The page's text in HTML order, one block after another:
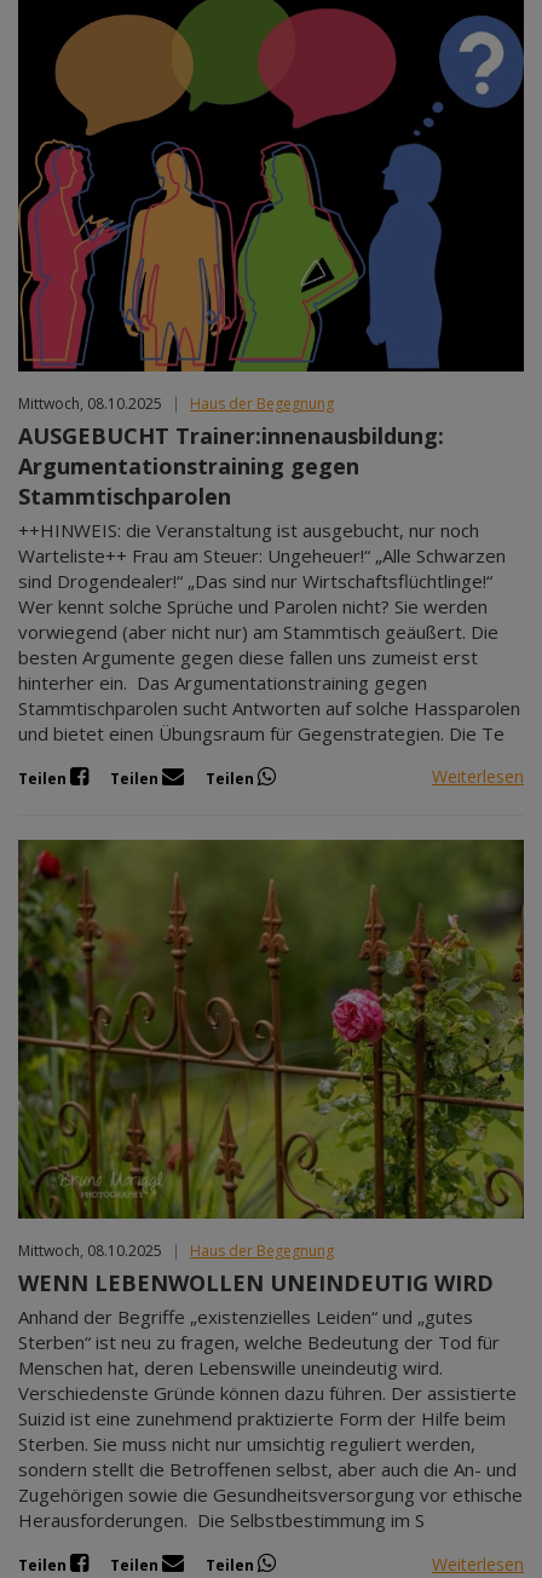
Mittwoch, 08.10.2025 | Haus der Begegnung
AUSGEBUCHT Trainer:innenausbildung:
Argumentationstraining gegen
Stammtischparolen
++HINWEIS: die Veranstaltung ist ausgebucht, nur noch
Warteliste++ Frau am Steuer: Ungeheuer!“ „Alle Schwarzen
sind Drogendealer!“ „Das sind nur Wirtschaftsflüchtlinge!“
Wer kennt solche Sprüche und Parolen nicht? Sie werden
vorwiegend (aber nicht nur) am Stammtisch geäußert. Die
besten Argumente gegen diese fallen uns zumeist erst
hinterher ein. Das Argumentationstraining gegen
Stammtischparolen sucht Antworten auf solche Hassparolen
und bietet einen Übungsraum für Gegenstrategien. Die Te
Teilen Teilen Teilen Weiterlesen
Mittwoch, 08.10.2025 | Haus der Begegnung
WENN LEBENWOLLEN UNEINDEUTIG WIRD
Anhand der Begriffe „existenzielles Leiden“ und „gutes
Sterben“ ist neu zu fragen, welche Bedeutung der Tod für
Menschen hat, deren Lebenswille uneindeutig wird.
Verschiedenste Gründe können dazu führen. Der assistierte
Suizid ist eine zunehmend praktizierte Form der Hilfe beim
Sterben. Sie muss nicht nur umsichtig reguliert werden,
sondern stellt die Betroffenen selbst, aber auch die An- und
Zugehörigen sowie die Gesundheitsversorgung vor ethische
Herausforderungen. Die Selbstbestimmung im S
Teilen Teilen Teilen Weiterlesen